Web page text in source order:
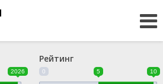
2026
Рейтинг
0 5 10